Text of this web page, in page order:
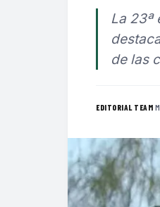
La 23ª
de las
EDITORIAL TEAM·